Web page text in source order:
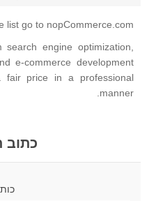
Accessories
Gift Cards
list go to nopCommerce.com
search engine optimization,
e-commerce development
price in a professional
manner.
כתוב